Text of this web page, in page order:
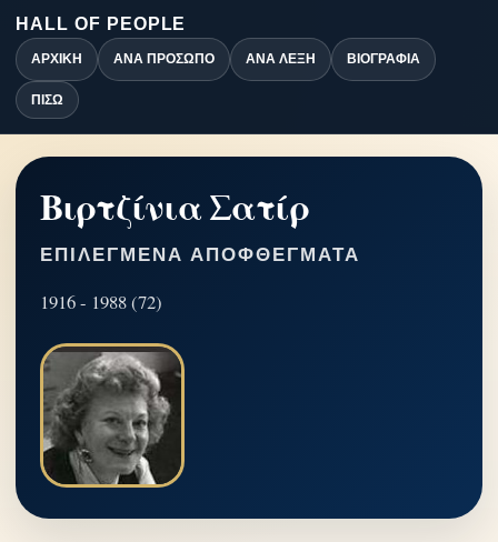
HALL OF PEOPLE
ΑΡΧΙΚΉ ΑΝΆ ΠΡΌΣΩΠΟ ΑΝΆ ΛΈΞΗ ΒΙΟΓΡΑΦΊΑ
ΠΊΣΩ
Βιρτζίνια Σατίρ
ΕΠΙΛΕΓΜΈΝΑ ΑΠΟΦΘΈΓΜΑΤΑ
1916 - 1988 (72)